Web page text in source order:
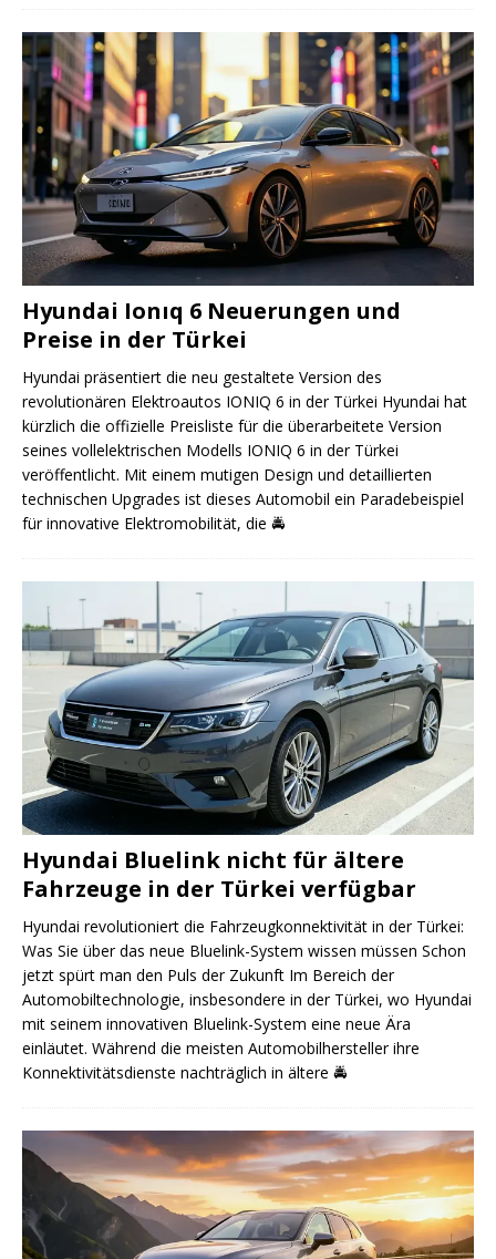
Hyundai Ionıq 6 Neuerungen und
Preise in der Türkei
Hyundai präsentiert die neu gestaltete Version des
revolutionären Elektroautos IONIQ 6 in der Türkei Hyundai hat
kürzlich die offizielle Preisliste für die überarbeitete Version
seines vollelektrischen Modells IONIQ 6 in der Türkei
veröffentlicht. Mit einem mutigen Design und detaillierten
technischen Upgrades ist dieses Automobil ein Paradebeispiel
für innovative Elektromobilität, die 🚔
Hyundai Bluelink nicht für ältere
Fahrzeuge in der Türkei verfügbar
Hyundai revolutioniert die Fahrzeugkonnektivität in der Türkei:
Was Sie über das neue Bluelink-System wissen müssen Schon
jetzt spürt man den Puls der Zukunft Im Bereich der
Automobiltechnologie, insbesondere in der Türkei, wo Hyundai
mit seinem innovativen Bluelink-System eine neue Ära
einläutet. Während die meisten Automobilhersteller ihre
Konnektivitätsdienste nachträglich in ältere 🚔